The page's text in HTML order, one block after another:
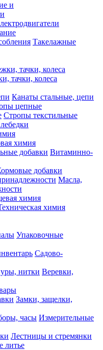
и
Такелажные
тачки, колеса
Канаты стальные, цепи
цепные
Стропы текстильные
химия
Витаминно-
добавки
Масла,
химия
химия
Упаковочные
Садово-
Веревки,
Замки, защелки,
Измерительные
Лестницы и стремянки
литье